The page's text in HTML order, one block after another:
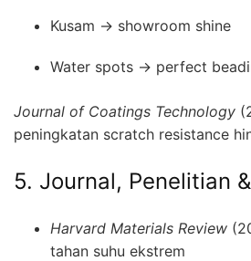
Kusam → showroom shine
Water spots → perfect
Journal of Coatings Technology
peningkatan scratch resistance
5. Journal, Penelitian
Harvard Materials Review
tahan suhu ekstrem